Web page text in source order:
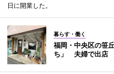
日に開業した。
暮らす・働く
福岡・中央区の笹
ち」 夫婦で出店